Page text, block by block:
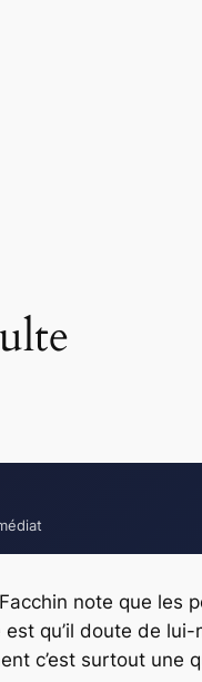
note que les
qu’il doute de
c’est surtout une